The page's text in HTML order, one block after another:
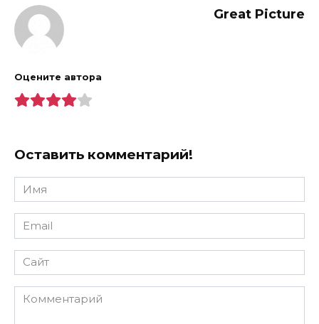
Great Picture
Оцените автора
Оставить комментарий!
Имя
*
Email
*
Сайт
Комментарий